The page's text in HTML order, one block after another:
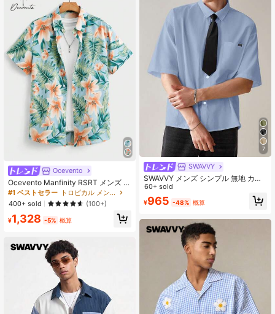
Ocevento
Ocevento Manfinity RSRT メンズ 半
袖 織り生地 ビーチシャツ 植物柄 バ
ケーション 父の日ギフト
#1 ベストセラー
トロピカル メンズシャツ
400+ sold
(100+)
¥1,328 -5% 概算
7
SWAVVY
SWAVVY メンズ シンプル 無地 カジ
ュアル 織りシャツ
60+ sold
¥965 -48% 概算